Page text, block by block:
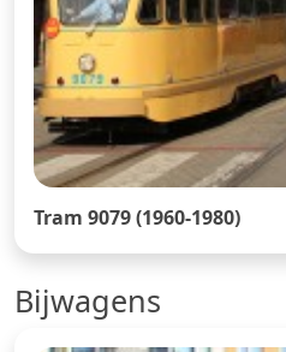
Tram 9079 (1960-1980)
Bijwagens